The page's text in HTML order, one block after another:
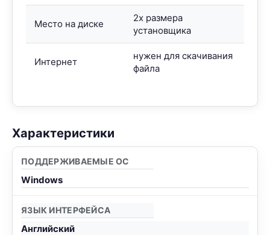
Место на диске
2x размера
установщика
Интернет
нужен для скачивания
файла
Характеристики
ПОДДЕРЖИВАЕМЫЕ ОС
Windows
ЯЗЫК ИНТЕРФЕЙСА
Английский